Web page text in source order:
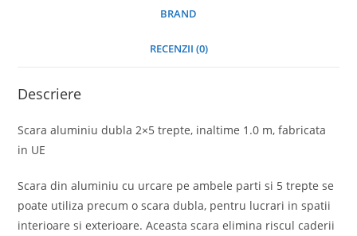
BRAND
RECENZII (0)
Descriere
Scara aluminiu dubla 2×5 trepte, inaltime 1.0 m, fabricata
in UE
Scara din aluminiu cu urcare pe ambele parti si 5 trepte se
poate utiliza precum o scara dubla, pentru lucrari in spatii
interioare si exterioare. Aceasta scara elimina riscul caderii